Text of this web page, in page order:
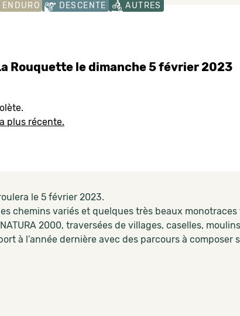
ENDURO DESCENTE AUTRES
Rouquette le dimanche 5 février 2023
plus récente.
le 5 février 2023.
chemins variés et quelques très beaux
2000, traversées de villages, caselles,
à l’année dernière avec des parcours à composer